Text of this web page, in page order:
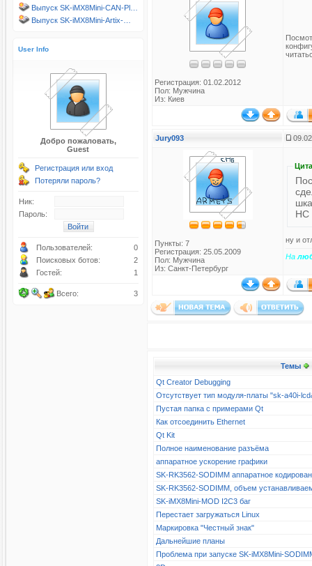
Выпуск SK-iMX8Mini-CAN-Pl…
Выпуск SK-iMX8Mini-Artix-…
User Info
Добро пожаловать,
Guest
Регистрация или вход
Потеряли пароль?
Ник:
Пароль:
Пользователей:
0
Поисковых ботов:
2
Гостей:
1
Всего: 3
Регистрация: 01.02.2012
Пол: Мужчина
Из: Киев
Jury093
Пункты: 7
Регистрация: 25.05.2009
Пол: Мужчина
Из: Санкт-Петербург
HC
ну и
На
Темы
Qt Creator Debugging
Отсутствует тип модуля-платы "sk-a40i-
Пустая папка с примерами Qt
Как отсоединить Ethernet
Qt Kit
Полное наименование разъёма
аппаратное ускорение графики
SK-RK3562-SODIMM аппаратное
SK-RK3562-SODIMM, объем
SK-iMX8Mini-MOD I2C3 баг
Перестает загружаться Linux
Маркировка "Честный знак"
Дальнейшие планы
Проблема при запуске SK-iMX8Mini-